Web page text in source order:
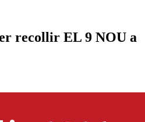
recollir EL 9 NOU a